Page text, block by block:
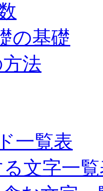
の基礎
法
一覧表
文字一